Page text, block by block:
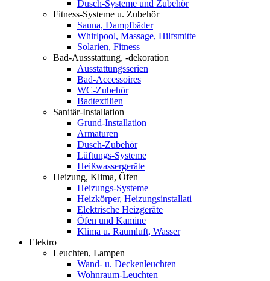
Dusch-Systeme und Zubehör
Fitness-Systeme u. Zubehör
Sauna, Dampfbäder
Whirlpool, Massage, Hilfsmitte
Solarien, Fitness
Bad-Aussstattung, -dekoration
Ausstattungsserien
Bad-Accessoires
WC-Zubehör
Badtextilien
Sanitär-Installation
Grund-Installation
Armaturen
Dusch-Zubehör
Lüftungs-Systeme
Heißwassergeräte
Heizung, Klima, Öfen
Heizungs-Systeme
Heizkörper, Heizungsinstallati
Elektrische Heizgeräte
Öfen und Kamine
Klima u. Raumluft, Wasser
Elektro
Leuchten, Lampen
Wand- u. Deckenleuchten
Wohnraum-Leuchten